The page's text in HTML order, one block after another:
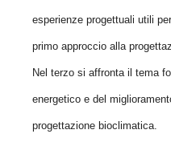
esperienze progettuali utili
primo approccio alla
Nel terzo si affronta il tema
energetico e del
progettazione bioclimatica.